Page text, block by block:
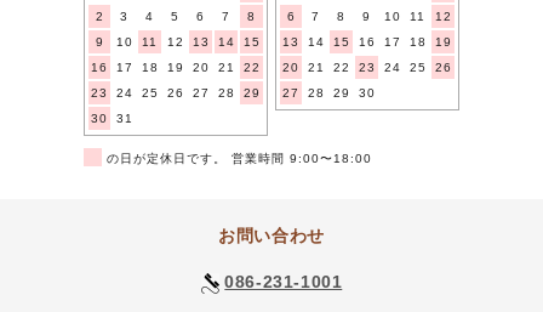
2
3 4 5 6 7
8
9
10 11 12 13 14
15
16
17 18 19 20 21
22
23
24 25 26 27 28
29
30
31
6
7 8 9 10 11
12
13
14 15 16 17 18
19
20
21 22 23 24 25
26
27
28 29 30
の日が定休日です。 営業時間 9:00〜18:00
お問い合わせ
086-231-1001